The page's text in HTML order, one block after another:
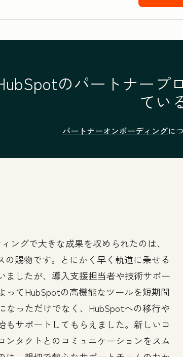
のパートナープ
てい
パートナーオンボーディングに
ングで大きな成果を収められたのは、
の賜物です。とにかく早く軌道に乗せる
ましたが、導入支援担当者や技術サポー
ってHubSpotの高機能なツールを短期間
なっただけでなく、HubSpotへの移行や
もサポートしてもらえました。新しいコ
ンタクトとのコミュニケーションをスム